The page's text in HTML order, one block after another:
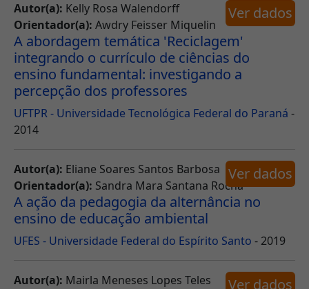
Autor(a): Kelly Rosa Walendorff
Orientador(a): Awdry Feisser Miquelin
A abordagem temática 'Reciclagem'
integrando o currículo de ciências do
ensino fundamental: investigando a
percepção dos professores
UFTPR - Universidade Tecnológica Federal do Paraná -
2014
Ver dados
Autor(a): Eliane Soares Santos Barbosa
Orientador(a): Sandra Mara Santana Rocha
A ação da pedagogia da alternância no
ensino de educação ambiental
UFES - Universidade Federal do Espírito Santo - 2019
Ver dados
Autor(a): Mairla Meneses Lopes Teles Ver dados